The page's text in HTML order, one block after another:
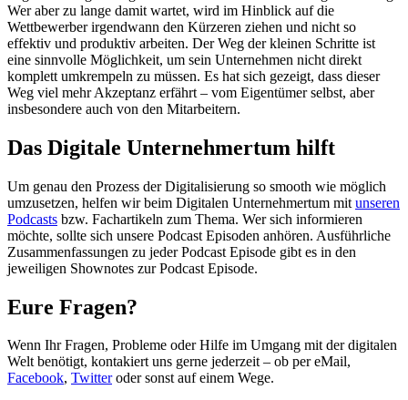
Wer aber zu lange damit wartet, wird im Hinblick auf die
Wettbewerber irgendwann den Kürzeren ziehen und nicht so
effektiv und produktiv arbeiten. Der Weg der kleinen Schritte ist
eine sinnvolle Möglichkeit, um sein Unternehmen nicht direkt
komplett umkrempeln zu müssen. Es hat sich gezeigt, dass dieser
Weg viel mehr Akzeptanz erfährt – vom Eigentümer selbst, aber
insbesondere auch von den Mitarbeitern.
Das Digitale Unternehmertum hilft
Um genau den Prozess der Digitalisierung so smooth wie möglich
umzusetzen, helfen wir beim Digitalen Unternehmertum mit unseren
Podcasts bzw. Fachartikeln zum Thema. Wer sich informieren
möchte, sollte sich unsere Podcast Episoden anhören. Ausführliche
Zusammenfassungen zu jeder Podcast Episode gibt es in den
jeweiligen Shownotes zur Podcast Episode.
Eure Fragen?
Wenn Ihr Fragen, Probleme oder Hilfe im Umgang mit der digitalen
Welt benötigt, kontakiert uns gerne jederzeit – ob per eMail,
Facebook, Twitteroder sonst auf einem Wege.